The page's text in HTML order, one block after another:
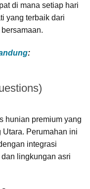
di mana setiap hari
yang terbaik dari
:
hunian premium yang
Perumahan ini
integrasi
lingkungan asri